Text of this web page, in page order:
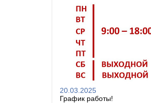
20.03.2025
График работы!